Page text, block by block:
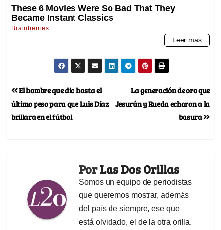
La generación de oro que
Jesurún y Rueda echaron a la
basura
El hombre que dio hasta el
último peso para que Luis Díaz
brillara en el fútbol
PorLas Dos Orillas
Somos un equipo de periodistas
que queremos mostrar, además
del país de siempre, ese que
está olvidado, el de la otra orilla.